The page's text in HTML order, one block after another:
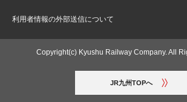
利用者情報の外部送信について
Copyright(c) Kyushu Railway Company. All
JR九州TOPへ